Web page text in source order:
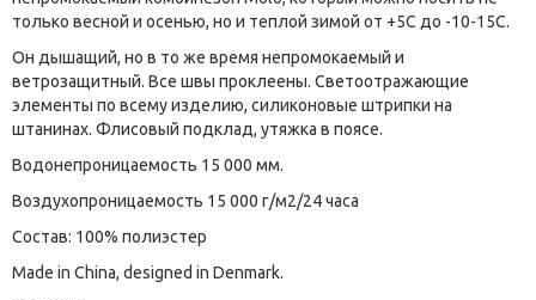
только весной и осенью, но и теплой зимой от +5С до -10-15С.
Он дышащий, но в то же время непромокаемый и
ветрозащитный. Все швы проклеены. Светоотражающие
элементы по всему изделию, силиконовые штрипки на
штанинах. Флисовый подклад, утяжка в поясе.
Водонепроницаемость 15 000 мм.
Воздухопроницаемость 15 000 г/м2/24 часа
Состав: 100% полиэстер
Made in China, designed in Denmark.